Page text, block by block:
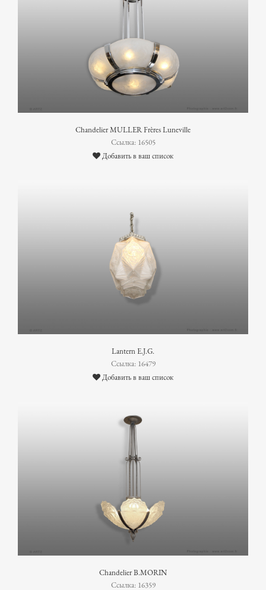
Chandelier MULLER Frères Luneville
Ссылка: 16505
Добавить в ваш список
Lantern E.J.G.
Ссылка: 16479
Добавить в ваш список
Chandelier B.MORIN
Ссылка: 16359